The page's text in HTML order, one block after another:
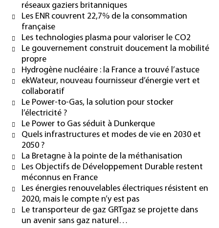
réseaux gaziers britanniques
Les ENR couvrent 22,7% de la consommation
française
Les technologies plasma pour valoriser le CO2
Le gouvernement construit doucement la mobilité
propre
Hydrogène nucléaire : la France a trouvé l’astuce
ekWateur, nouveau fournisseur d’énergie vert et
collaboratif
Le Power-to-Gas, la solution pour stocker
l’électricité ?
Le Power to Gas séduit à Dunkerque
Quels infrastructures et modes de vie en 2030 et
2050 ?
La Bretagne à la pointe de la méthanisation
Les Objectifs de Développement Durable restent
méconnus en France
Les énergies renouvelables électriques résistent en
2020, mais le compte n’y est pas
Le transporteur de gaz GRTgaz se projette dans
un avenir sans gaz naturel…